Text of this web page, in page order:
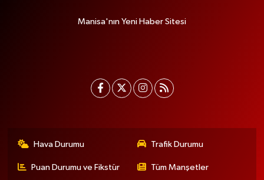
Manisa'nın Yeni Haber Sitesi
Hava Durumu Trafik Durumu
Puan Durumu ve Fikstür Tüm Manşetler